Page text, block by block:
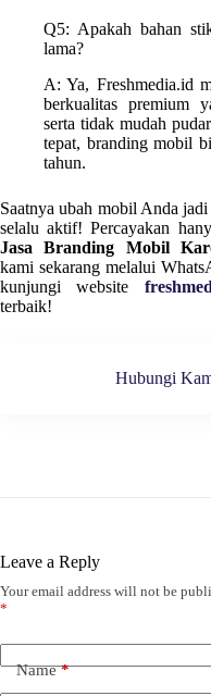
Q5: Apakah bahan
lama?
A: Ya, Freshmedia.id
berkualitas premium
serta tidak mudah
tepat, branding mobil
tahun.
Saatnya ubah mobil Anda
selalu aktif! Percayakan
Jasa Branding Mobil
kami sekarang melalui
kunjungi website
terbaik!
Hubungi
Leave a Reply
Your email address will not be
*
Name*